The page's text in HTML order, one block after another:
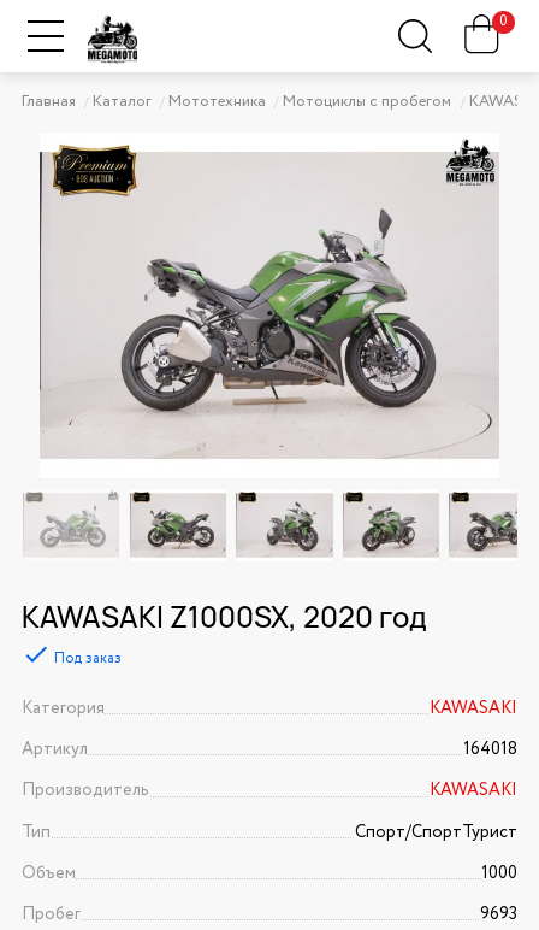
0
Главная Каталог Мототехника Мотоциклы с пробегом
KAWASAKI Z1000SX, 2020 год
Под заказ
Категория
KAWASAKI
Артикул
164018
Производитель
KAWASAKI
Тип
Спорт/CпортТурист
Объем
1000
Пробег
9693